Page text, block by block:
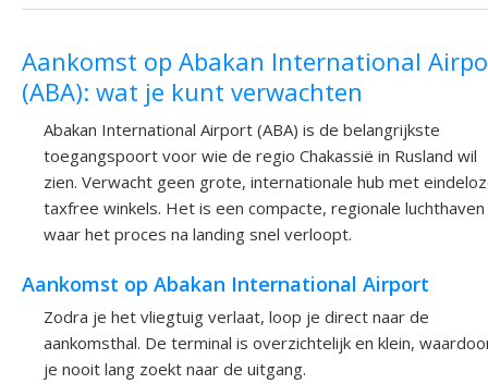
Aankomst op Abakan International
(ABA): wat je kunt verwachten
Abakan International Airport (ABA) is de belangrijkste
toegangspoort voor wie de regio Chakassië in Rusland wil
zien. Verwacht geen grote, internationale hub met
taxfree winkels. Het is een compacte, regionale luchthaven
waar het proces na landing snel verloopt.
Aankomst op Abakan International Airport
Zodra je het vliegtuig verlaat, loop je direct naar de
aankomsthal. De terminal is overzichtelijk en klein,
je nooit lang zoekt naar de uitgang.